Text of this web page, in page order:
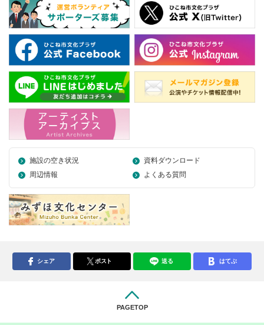
施設の空き状況
資料ダウンロード
周辺情報
よくある質問
シェア ポスト 送る はてぶ
PAGETOP